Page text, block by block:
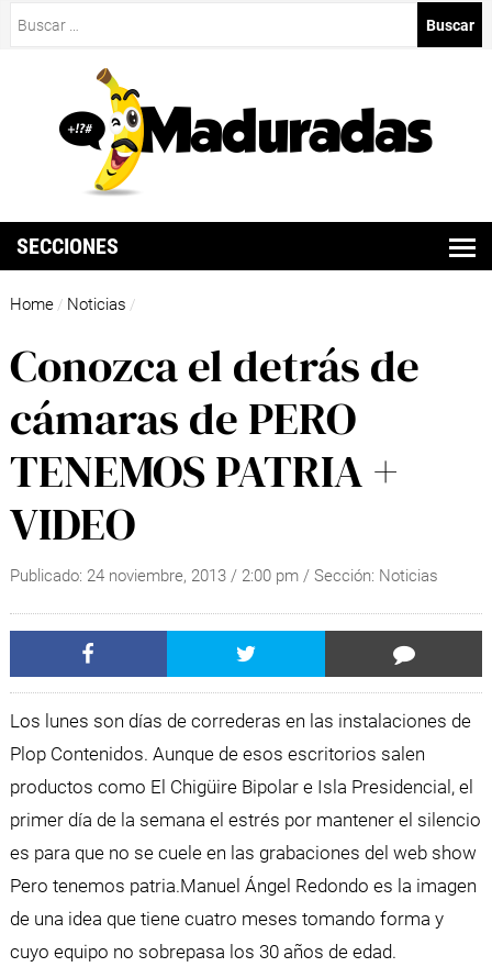
SECCIONES
Home / Noticias /
Conozca el detrás de
cámaras de PERO
TENEMOS PATRIA +
VIDEO
Publicado: 24 noviembre, 2013/ 2:00 pm / Sección: Noticias
Los lunes son días de correderas en las instalaciones de
Plop Contenidos. Aunque de esos escritorios salen
productos como El Chigüire Bipolar e Isla Presidencial, el
primer día de la semana el estrés por mantener el silencio
es para que no se cuele en las grabaciones del web show
Pero tenemos patria.Manuel Ángel Redondo es la imagen
de una idea que tiene cuatro meses tomando forma y
cuyo equipo no sobrepasa los 30 años de edad.